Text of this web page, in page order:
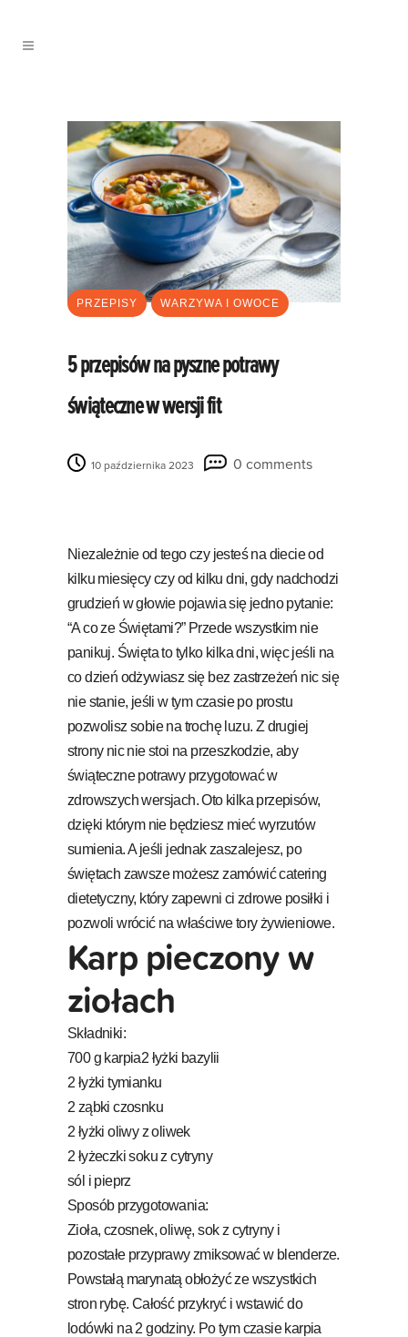
PRZEPISY WARZYWA I OWOCE
5 przepisów na pyszne potrawy
świąteczne w wersji fit
10 października 2023 0 comments
Niezależnie od tego czy jesteś na diecie od
kilku miesięcy czy od kilku dni, gdy nadchodzi
grudzień w głowie pojawia się jedno pytanie:
“A co ze Świętami?” Przede wszystkim nie
panikuj. Święta to tylko kilka dni, więc jeśli na
co dzień odżywiasz się bez zastrzeżeń nic się
nie stanie, jeśli w tym czasie po prostu
pozwolisz sobie na trochę luzu. Z drugiej
strony nic nie stoi na przeszkodzie, aby
świąteczne potrawy przygotować w
zdrowszych wersjach. Oto kilka przepisów,
dzięki którym nie będziesz mieć wyrzutów
sumienia. A jeśli jednak zaszalejesz, po
świętach zawsze możesz zamówić catering
dietetyczny, który zapewni ci zdrowe posiłki i
pozwoli wrócić na właściwe tory żywieniowe.
Karp pieczony w
ziołach
Składniki:
700 g karpia2 łyżki bazylii
2 łyżki tymianku
2 ząbki czosnku
2 łyżki oliwy z oliwek
2 łyżeczki soku z cytryny
sól i pieprz
Sposób przygotowania:
Zioła, czosnek, oliwę, sok z cytryny i
pozostałe przyprawy zmiksować w blenderze.
Powstałą marynatą obłożyć ze wszystkich
stron rybę. Całość przykryć i wstawić do
lodówki na 2 godziny. Po tym czasie karpia